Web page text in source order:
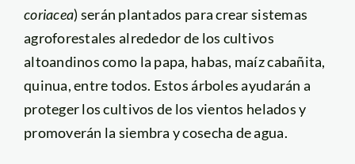
coriacea) serán plantados para crear sistemas
agroforestales alrededor de los cultivos
altoandinos como la papa, habas, maíz cabañita,
quinua, entre todos. Estos árboles ayudarán a
proteger los cultivos de los vientos helados y
promoverán la siembra y cosecha de agua.